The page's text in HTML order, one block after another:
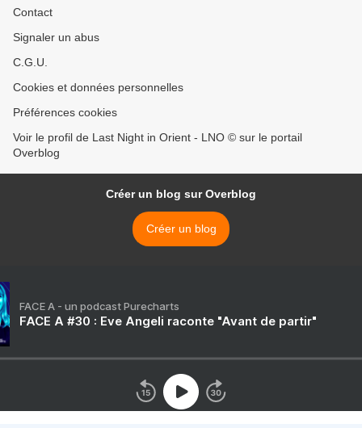
Contact
Signaler un abus
C.G.U.
Cookies et données personnelles
Préférences cookies
Voir le profil de Last Night in Orient - LNO © sur le portail
Overblog
Créer un blog sur Overblog
Créer un blog
FACE A - un podcast Purecharts
FACE A #30 : Eve Angeli raconte "Avant de partir"